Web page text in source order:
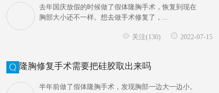
去年国庆放假的时候做了假体隆胸手术，恢复到现在
胸部大小还不一样。想去做手术修复了，...
关注(130) 2022-07-15
隆胸修复手术需要把硅胶取出来吗
半年前做了假体隆胸手术，发现胸部一边大一边小。